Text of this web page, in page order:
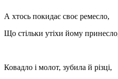
А хтось покидає своє ремесло,
Що стільки утіхи йому
Ковадло і молот, зубила й різці,